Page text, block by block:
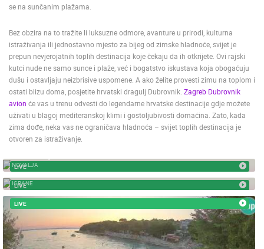
se na sunčanim plažama.
Bez obzira na to tražite li luksuzne odmore, avanture u prirodi, kulturna
istraživanja ili jednostavno mjesto za bijeg od zimske hladnoće, svijet je
prepun nevjerojatnih toplih destinacija koje čekaju da ih otkrijete. Ovi rajski
kutci nude ne samo sunce i plaže, već i bogatstvo iskustava koja obogaćuju
dušu i ostavljaju neizbrisive uspomene. A ako želite provesti zimu na toplom i
ostati blizu doma, posjetite hrvatski dragulj Dubrovnik. Zagreb Dubrovnik
avion će vas u trenu odvesti do legendarne hrvatske destinacije gdje možete
uživati u blagoj mediteranskoj klimi i gostoljubivosti domaćina. Zato, kada
zima dođe, neka vas ne ograničava hladnoća – svijet toplih destinacija je
otvoren za istraživanje.
LIVE
NOVALJA
LIVE
IGRANE - BEACH
IGRANE
LIVE